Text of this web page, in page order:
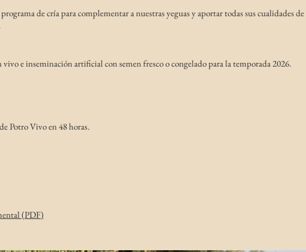
de cría para complementar a nuestras yeguas y aportar todas sus cualidades
e inseminación artificial con semen fresco o congelado para la temporada 2026.
Potro Vivo en 48 horas.
(PDF)